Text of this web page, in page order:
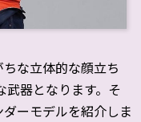
な立体的な顔立ち
武器となります。そ
ーモデルを紹介しま